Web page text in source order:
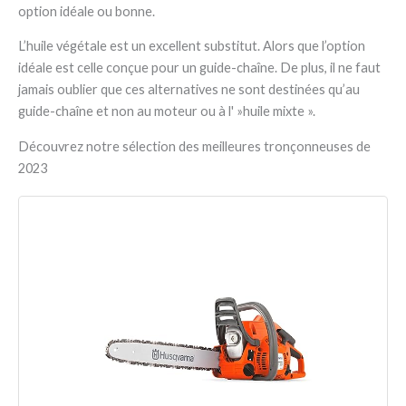
option idéale ou bonne.
L’huile végétale est un excellent substitut. Alors que l’option
idéale est celle conçue pour un guide-chaîne. De plus, il ne faut
jamais oublier que ces alternatives ne sont destinées qu’au
guide-chaîne et non au moteur ou à l' »huile mixte ».
Découvrez notre sélection des meilleures tronçonneuses de
2023